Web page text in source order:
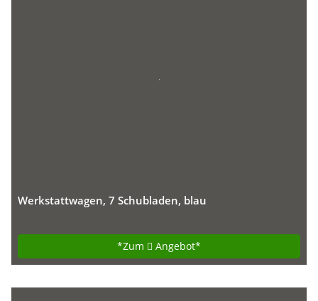
Werkstattwagen, 7 Schubladen, blau
*Zum Angebot*